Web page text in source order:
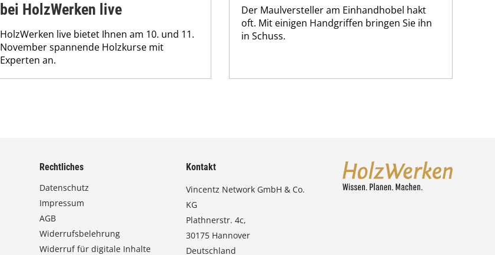
bei HolzWerken live
HolzWerken live bietet Ihnen am 10. und 11.
November spannende Holzkurse mit
Experten an.
Der Maulversteller am Einhandhobel hakt
oft. Mit einigen Handgriffen bringen Sie ihn
in Schuss.
Rechtliches
Datenschutz
Impressum
AGB
Widerrufsbelehrung
Widerruf für digitale Inhalte
Kontakt
Vincentz Network GmbH & Co.
KG
Plathnerstr. 4c,
30175 Hannover
Deutschland